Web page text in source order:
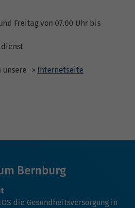
Freitag von 07.00 Uhr bis
unsere -> Internetseite
Bernburg
die Gesundheitsversorgung in